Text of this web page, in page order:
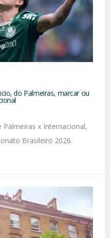
do Palmeiras, marcar ou
Palmeiras x Internacional,
Brasileiro 2026.